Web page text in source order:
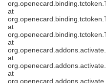
at
at
at
at
at